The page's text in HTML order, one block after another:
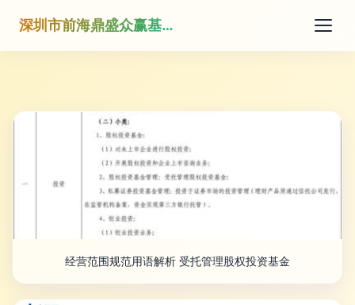
深圳市前海鼎盛众赢基金管理有限公司
经营范围规范用语解析 受托管理股权投资基金